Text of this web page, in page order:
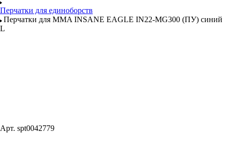
Перчатки для единоборств
Перчатки для MMA INSANE EAGLE IN22-MG300 (ПУ) синий
L
Арт. spt0042779